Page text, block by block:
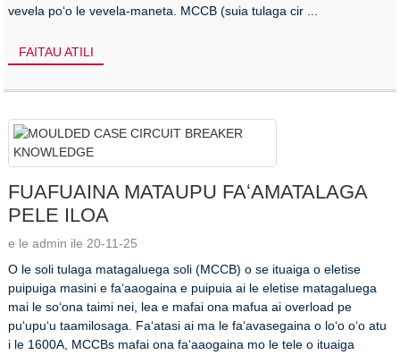
vevela poʻo le vevela-maneta. MCCB (suia tulaga cir ...
FAITAU ATILI
FUAFUAINA MATAUPU FAʻAMATALAGA
PELE ILOA
e le admin ile 20-11-25
O le soli tulaga matagaluega soli (MCCB) o se ituaiga o eletise
puipuiga masini e faʻaaogaina e puipuia ai le eletise matagaluega
mai le soʻona taimi nei, lea e mafai ona mafua ai overload pe
puʻupuʻu taamilosaga. Faʻatasi ai ma le faʻavasegaina o loʻo oʻo atu
i le 1600A, MCCBs mafai ona faʻaaogaina mo le tele o ituaiga